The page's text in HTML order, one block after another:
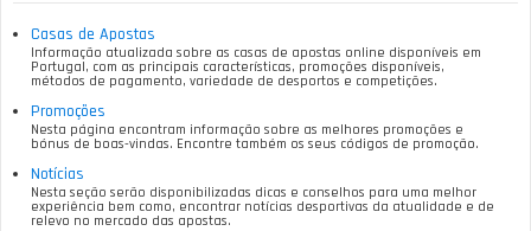
Casas de Apostas
Informação atualizada sobre as casas de apostas online disponíveis em
Portugal, com as principais características, promoções disponíveis,
métodos de pagamento, variedade de desportos e competições.
Promoções
Nesta página encontram informação sobre as melhores promoções e
bónus de boas-vindas. Encontre também os seus códigos de promoção.
Notícias
Nesta seção serão disponibilizadas dicas e conselhos para uma melhor
experiência bem como, encontrar notícias desportivas da atualidade e de
relevo no mercado das apostas.